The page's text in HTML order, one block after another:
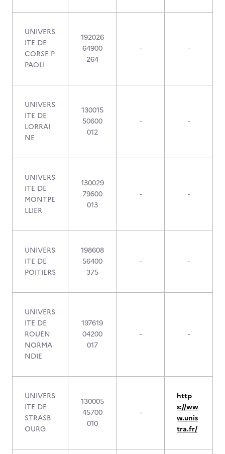
UNIVERS
ITE DE
CORSE P
PAOLI
192026
64900
264
- -
UNIVERS
ITE DE
LORRAI
NE
130015
50600
012
- -
UNIVERS
ITE DE
MONTPE
LLIER
130029
79600
013
- -
UNIVERS
ITE DE
POITIERS
198608
56400
375
- -
UNIVERS
ITE DE
ROUEN
NORMA
NDIE
197619
04200
017
- -
UNIVERS
ITE DE
STRASB
OURG
130005
45700
010
-
http
s://ww
w.unis
tra.fr/